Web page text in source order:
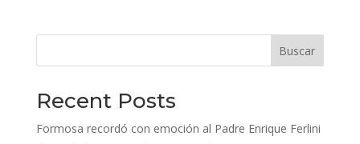
Buscar
Recent Posts
Formosa recordó con emoción al Padre Enrique Ferlini